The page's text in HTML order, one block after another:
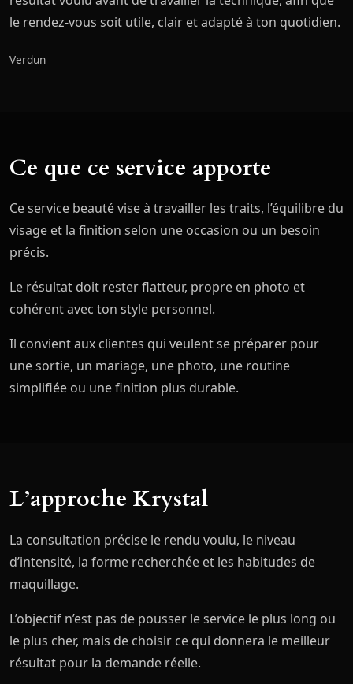
le rendez-vous soit utile, clair et adapté à ton quotidien.
Verdun
Ce que ce service apporte
Ce service beauté vise à travailler les traits, l’équilibre du
visage et la finition selon une occasion ou un besoin
précis.
Le résultat doit rester flatteur, propre en photo et
cohérent avec ton style personnel.
Il convient aux clientes qui veulent se préparer pour
une sortie, un mariage, une photo, une routine
simplifiée ou une finition plus durable.
L’approche Krystal
La consultation précise le rendu voulu, le niveau
d’intensité, la forme recherchée et les habitudes de
maquillage.
L’objectif n’est pas de pousser le service le plus long ou
le plus cher, mais de choisir ce qui donnera le meilleur
résultat pour la demande réelle.